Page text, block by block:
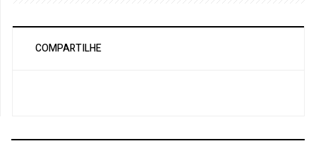
COMPARTILHE